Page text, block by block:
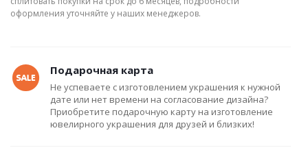
оформления уточняйте у наших менеджеров.
Подарочная карта
Не успеваете с изготовлением украшения к нужной
дате или нет времени на согласование дизайна?
Приобретите подарочную карту на изготовление
ювелирного украшения для друзей и близких!